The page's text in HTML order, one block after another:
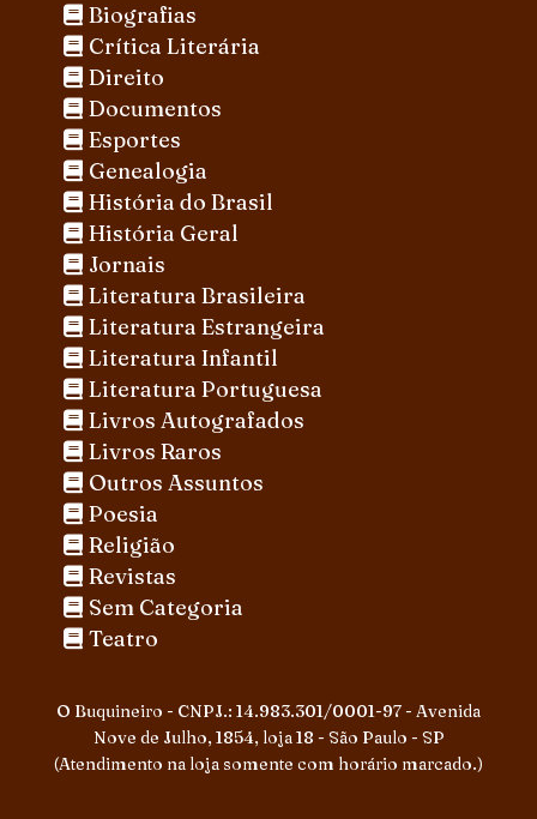
Biografias
Crítica Literária
Direito
Documentos
Esportes
Genealogia
História do Brasil
História Geral
Jornais
Literatura Brasileira
Literatura Estrangeira
Literatura Infantil
Literatura Portuguesa
Livros Autografados
Livros Raros
Outros Assuntos
Poesia
Religião
Revistas
Sem Categoria
Teatro
O Buquineiro - CNPJ.: 14.983.301/0001-97 - Avenida
Nove de Julho, 1854, loja 18 - São Paulo - SP
(Atendimento na loja somente com horário marcado.)